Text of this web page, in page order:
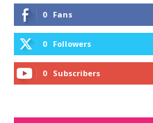
0 Fans
0 Followers
0 Subscribers